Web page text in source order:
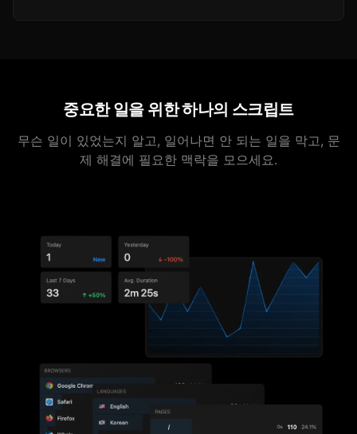
중요한 일을 위한 하나의 스크립트
무슨 일이 있었는지 알고, 일어나면 안 되는 일을 막고, 문
제 해결에 필요한 맥락을 모으세요.